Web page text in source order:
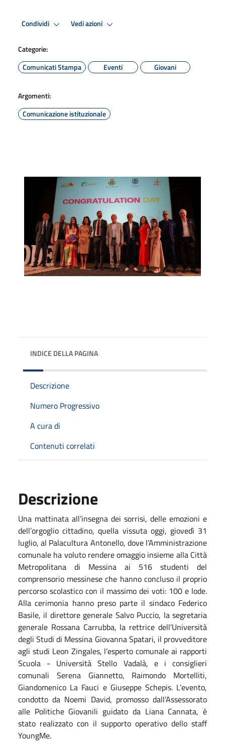
Condividi Vedi azioni
Categorie:
Comunicati Stampa
Eventi Giovani
Argomenti:
Comunicazione istituzionale
INDICE DELLA PAGINA
Descrizione
Numero Progressivo
A cura di
Contenuti correlati
Descrizione
Una mattinata all’insegna dei sorrisi, delle emozioni e
dell’orgoglio cittadino, quella vissuta oggi, giovedì 31
luglio, al Palacultura Antonello, dove l’Amministrazione
comunale ha voluto rendere omaggio insieme alla Città
Metropolitana di Messina ai 516 studenti del
comprensorio messinese che hanno concluso il proprio
percorso scolastico con il massimo dei voti: 100 e lode.
Alla cerimonia hanno preso parte il sindaco Federico
Basile, il direttore generale Salvo Puccio, la segretaria
generale Rossana Carrubba, la rettrice dell’Università
degli Studi di Messina Giovanna Spatari, il provveditore
agli studi Leon Zingales, l’esperto comunale ai rapporti
Scuola - Università Stello Vadalà, e i consiglieri
comunali Serena Giannetto, Raimondo Mortelliti,
Giandomenico La Fauci e Giuseppe Schepis. L’evento,
condotto da Noemi David, promosso dall’Assessorato
alle Politiche Giovanili guidato da Liana Cannata, è
stato realizzato con il supporto operativo dello staff
YoungMe.